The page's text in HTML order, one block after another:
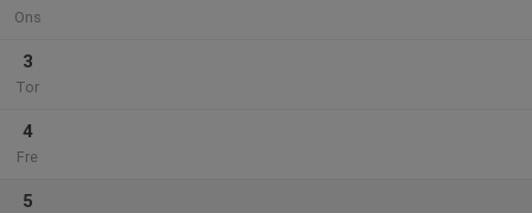
Ons
3
Tor
4
Fre
5